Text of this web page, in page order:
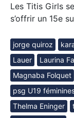
Les Titis Girls
s’offrir un 15e
jorge quiroz
Lauer
Laurina
Magnaba Folquet
psg U19
Thelma Eninger